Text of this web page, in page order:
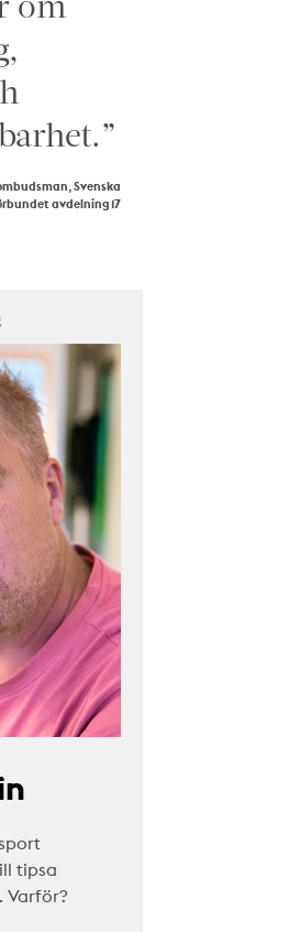
Svenska
avdelning 17
tipsa
Varför?